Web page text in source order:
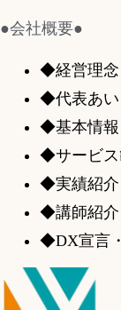
●会社概要●
◆経営理念
◆代表あい
◆基本情報
◆サービス
◆実績紹介
◆講師紹介
◆DX宣言